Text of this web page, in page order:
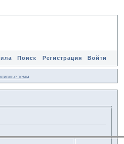
Поиск Регистрация Войти
темы